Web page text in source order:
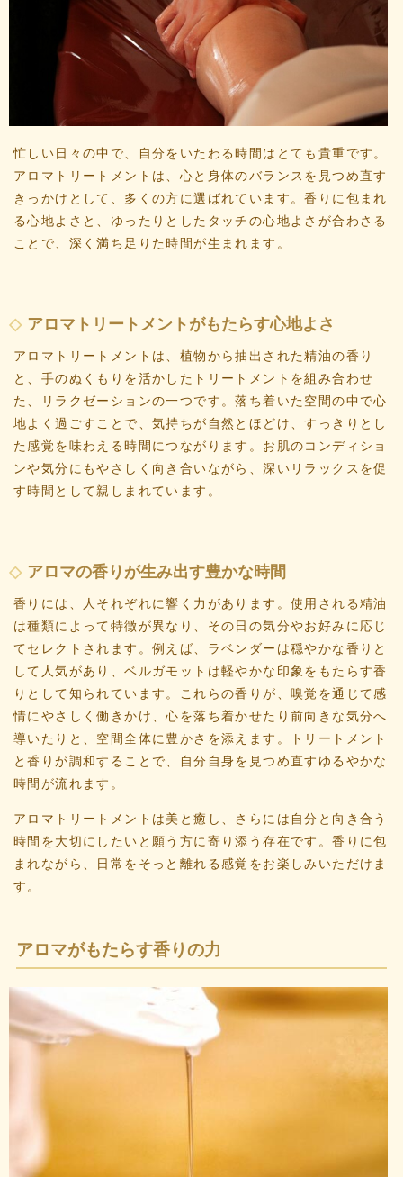
忙しい日々の中で、自分をいたわる時間はとても貴重です。
アロマトリートメントは、心と身体のバランスを見つめ直す
きっかけとして、多くの方に選ばれています。香りに包まれ
る心地よさと、ゆったりとしたタッチの心地よさが合わさる
ことで、深く満ち足りた時間が生まれます。
アロマトリートメントがもたらす心地よさ
アロマトリートメントは、植物から抽出された精油の香り
と、手のぬくもりを活かしたトリートメントを組み合わせ
た、リラクゼーションの一つです。落ち着いた空間の中で心
地よく過ごすことで、気持ちが自然とほどけ、すっきりとし
た感覚を味わえる時間につながります。お肌のコンディショ
ンや気分にもやさしく向き合いながら、深いリラックスを促
す時間として親しまれています。
アロマの香りが生み出す豊かな時間
香りには、人それぞれに響く力があります。使用される精油
は種類によって特徴が異なり、その日の気分やお好みに応じ
てセレクトされます。例えば、ラベンダーは穏やかな香りと
して人気があり、ベルガモットは軽やかな印象をもたらす香
りとして知られています。これらの香りが、嗅覚を通じて感
情にやさしく働きかけ、心を落ち着かせたり前向きな気分へ
導いたりと、空間全体に豊かさを添えます。トリートメント
と香りが調和することで、自分自身を見つめ直すゆるやかな
時間が流れます。
アロマトリートメントは美と癒し、さらには自分と向き合う
時間を大切にしたいと願う方に寄り添う存在です。香りに包
まれながら、日常をそっと離れる感覚をお楽しみいただけま
す。
アロマがもたらす香りの力